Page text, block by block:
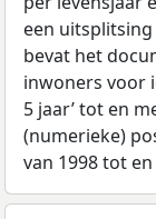
een
bevat het
inwoners voor
5 jaar’ tot en
(numerieke)
van 1998 tot